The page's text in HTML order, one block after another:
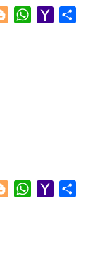
BloggerWhatsApp
Yahoo
BloggerWhatsApp
Yahoo